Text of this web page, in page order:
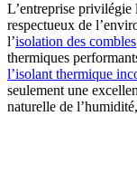
L’entreprise privilégie
respectueux de
l’isolation des combles
thermiques
l’isolant thermique
seulement une
naturelle de